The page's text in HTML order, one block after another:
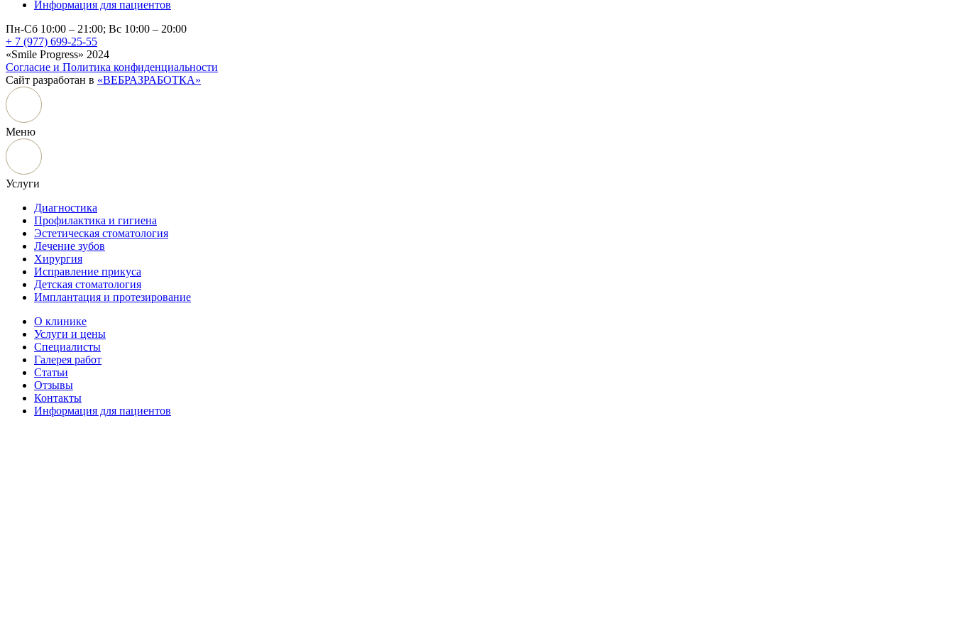
Информация для пациентов
Пн-Сб 10:00 – 21:00; Вс 10:00 – 20:00
+ 7 (977) 699-25-55
«Smile Progress» 2024
Согласие и Политика конфиденциальности
Сайт разработан в «ВЕБРАЗРАБОТКА»
Меню
Услуги
Диагностика
Профилактика и гигиена
Эстетическая стоматология
Лечение зубов
Хирургия
Исправление прикуса
Детская стоматология
Имплантация и протезирование
О клинике
Услуги и цены
Специалисты
Галерея работ
Статьи
Отзывы
Контакты
Информация для пациентов